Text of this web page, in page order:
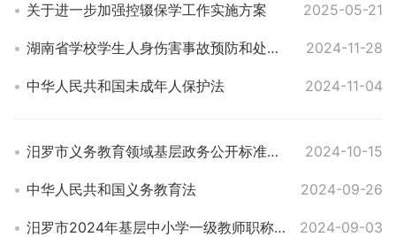
关于进一步加强控辍保学工作实施方案 2025-05-21
湖南省学校学生人身伤害事故预防和处理条例 2024-11-28
中华人民共和国未成年人保护法 2024-11-04
汨罗市义务教育领域基层政务公开标准目录 2024-10-15
中华人民共和国义务教育法 2024-09-26
汨罗市2024年基层中小学一级教师职称岗位设置情况公示 2024-09-03